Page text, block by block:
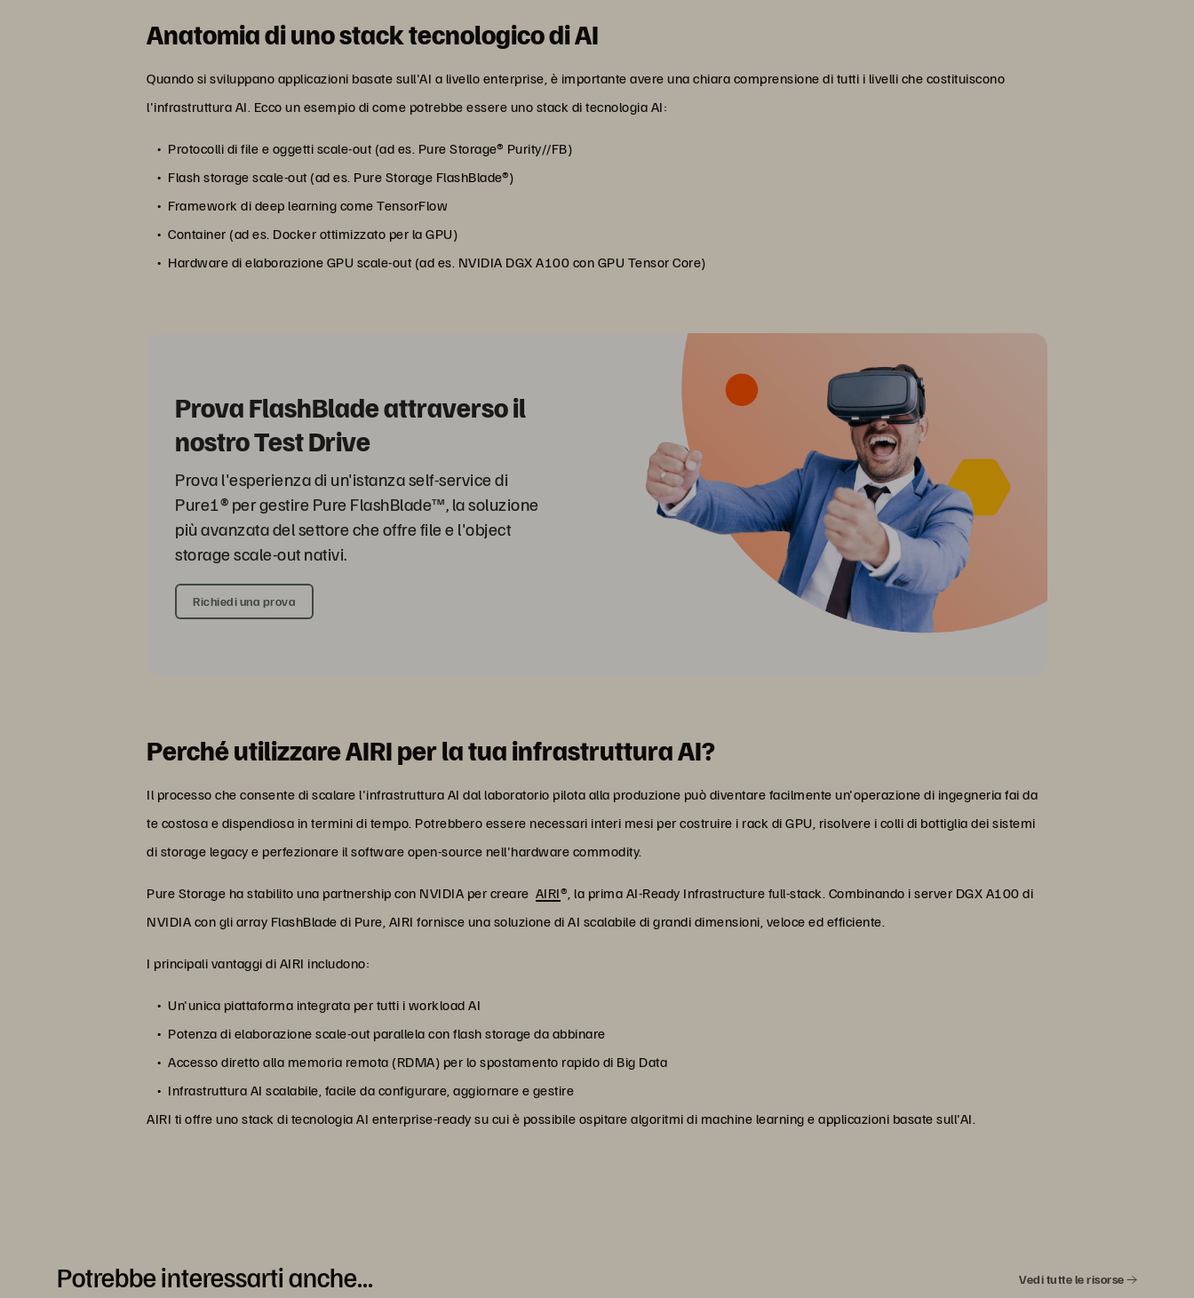
Anatomia di uno stack tecnologico di AI
Quando si sviluppano applicazioni basate sull'AI a livello enterprise, è importante avere una chiara comprensione di tutti i livelli che costituiscono
l'infrastruttura AI. Ecco un esempio di come potrebbe essere uno stack di tecnologia AI:
Protocolli di file e oggetti scale-out (ad es. Pure Storage® Purity//FB)
Flash storage scale-out (ad es. Pure Storage FlashBlade®)
Framework di deep learning come TensorFlow
Container (ad es. Docker ottimizzato per la GPU)
Hardware di elaborazione GPU scale-out (ad es. NVIDIA DGX A100 con GPU Tensor Core)
Prova FlashBlade attraverso il
nostro Test Drive
Prova l'esperienza di un'istanza self-service di
Pure1® per gestire Pure FlashBlade™, la soluzione
più avanzata del settore che offre file e l'object
storage scale-out nativi.
Richiedi una prova
Perché utilizzare AIRI per la tua infrastruttura AI?
Il processo che consente di scalare l'infrastruttura AI dal laboratorio pilota alla produzione può diventare facilmente un'operazione di ingegneria fai da
te costosa e dispendiosa in termini di tempo. Potrebbero essere necessari interi mesi per costruire i rack di GPU, risolvere i colli di bottiglia dei sistemi
di storage legacy e perfezionare il software open-source nell'hardware commodity.
Pure Storage ha stabilito una partnership con NVIDIA per creare AIRI®, la prima AI-Ready Infrastructure full-stack. Combinando i server DGX A100 di
NVIDIA con gli array FlashBlade di Pure, AIRI fornisce una soluzione di AI scalabile di grandi dimensioni, veloce ed efficiente.
I principali vantaggi di AIRI includono:
Un'unica piattaforma integrata per tutti i workload AI
Potenza di elaborazione scale-out parallela con flash storage da abbinare
Accesso diretto alla memoria remota (RDMA) per lo spostamento rapido di Big Data
Infrastruttura AI scalabile, facile da configurare, aggiornare e gestire
AIRI ti offre uno stack di tecnologia AI enterprise-ready su cui è possibile ospitare algoritmi di machine learning e applicazioni basate sull'AI.
Potrebbe interessarti anche... Vedi tutte le risorse